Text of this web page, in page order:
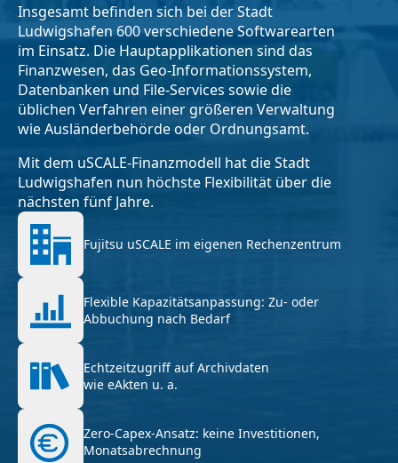
Insgesamt befinden sich bei der Stadt
Ludwigshafen 600 verschiedene Softwarearten
im Einsatz. Die Hauptapplikationen sind das
Finanzwesen, das Geo-Informationssystem,
Datenbanken und File-Services sowie die
üblichen Verfahren einer größeren Verwaltung
wie Ausländerbehörde oder Ordnungsamt.
Mit dem uSCALE-Finanzmodell hat die Stadt
Ludwigshafen nun höchste Flexibilität über die
nächsten fünf Jahre.
Fujitsu uSCALE im eigenen Rechenzentrum
Flexible Kapazitätsanpassung: Zu- oder
Abbuchung nach Bedarf
Echtzeitzugriff auf Archivdaten
wie eAkten u. a.
Zero-Capex-Ansatz: keine Investitionen,
Monatsabrechnung